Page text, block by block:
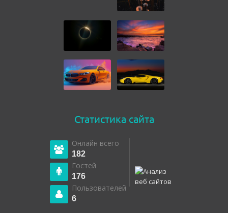
Статистика сайта
Онлайн всего
182
Гостей
176
Пользователей
6